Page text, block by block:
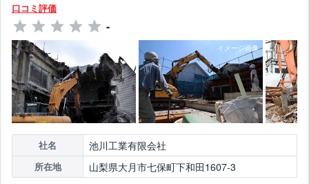
口コミ評価
-
社名 池川工業有限会社
所在地 山梨県大月市七保町下和田1607-3